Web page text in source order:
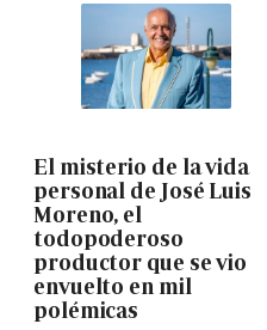
El misterio de la vida
personal de José Luis
Moreno, el
todopoderoso
productor que se vio
envuelto en mil
polémicas